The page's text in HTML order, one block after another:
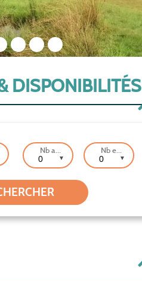
DISPONIBILITÉS
▼
Nb enfants
▼